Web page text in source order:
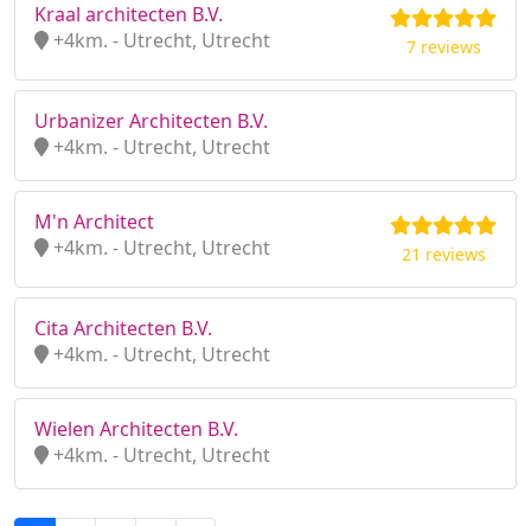
Kraal architecten B.V.
+4km. - Utrecht, Utrecht
7 reviews
Urbanizer Architecten B.V.
+4km. - Utrecht, Utrecht
M'n Architect
+4km. - Utrecht, Utrecht
21 reviews
Cita Architecten B.V.
+4km. - Utrecht, Utrecht
Wielen Architecten B.V.
+4km. - Utrecht, Utrecht